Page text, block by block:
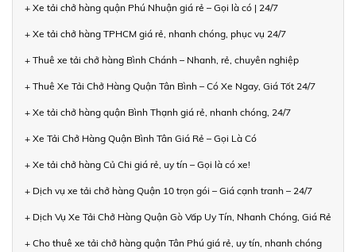
+ Xe tải chở hàng quận Phú Nhuận giá rẻ – Gọi là có | 24/7
+ Xe tải chở hàng TPHCM giá rẻ, nhanh chóng, phục vụ 24/7
+ Thuê xe tải chở hàng Bình Chánh – Nhanh, rẻ, chuyên nghiệp
+ Thuê Xe Tải Chở Hàng Quận Tân Bình – Có Xe Ngay, Giá Tốt 24/7
+ Xe tải chở hàng quận Bình Thạnh giá rẻ, nhanh chóng, 24/7
+ Xe Tải Chở Hàng Quận Bình Tân Giá Rẻ – Gọi Là Có
+ Xe tải chở hàng Củ Chi giá rẻ, uy tín – Gọi là có xe!
+ Dịch vụ xe tải chở hàng Quận 10 trọn gói – Giá cạnh tranh – 24/7
+ Dịch Vụ Xe Tải Chở Hàng Quận Gò Vấp Uy Tín, Nhanh Chóng, Giá Rẻ
+ Cho thuê xe tải chở hàng quận Tân Phú giá rẻ, uy tín, nhanh chóng